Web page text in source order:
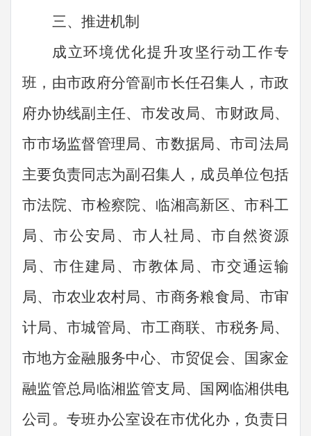
三、推进机制
成立环境优化提升攻坚行动工作专
班，由市政府分管副市长任召集人， 市政
府办协线副主任、市发改局、市财政局、
市市场监督管理局、市数据局、市司法局
主要负责同志为副召集人，成员单位包括
市法院、市检察院、 临湘高新区、市科工
局、市公安局、市人社局、市自然资源
局、市住建局、市教体局、市交通运输
局、市农业农村局、市商务粮食局、市审
计局、市城管局、市工商联、市税务局、
市地方金融服务中心、市贸促会、国家金
融监管总局临湘监管支局、国网临湘供电
公司。专班办公室设在市优化办，负责日